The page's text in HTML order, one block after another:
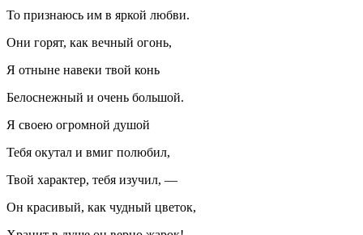
То признаюсь им в яркой любви.
Они горят, как вечный огонь,
Я отныне навеки твой конь
Белоснежный и очень большой.
Я своею огромной душой
Тебя окутал и вмиг полюбил,
Твой характер, тебя изучил, —
Он красивый, как чудный цветок,